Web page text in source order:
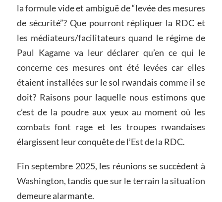
la formule vide et ambiguë de “levée des mesures
de sécurité”? Que pourront répliquer la RDC et
les médiateurs/facilitateurs quand le régime de
Paul Kagame va leur déclarer qu’en ce qui le
concerne ces mesures ont été levées car elles
étaient installées sur le sol rwandais comme il se
doit? Raisons pour laquelle nous estimons que
c’est de la poudre aux yeux au moment où les
combats font rage et les troupes rwandaises
élargissent leur conquête de l’Est de la RDC.
Fin septembre 2025, les réunions se succèdent à
Washington, tandis que sur le terrain la situation
demeure alarmante.